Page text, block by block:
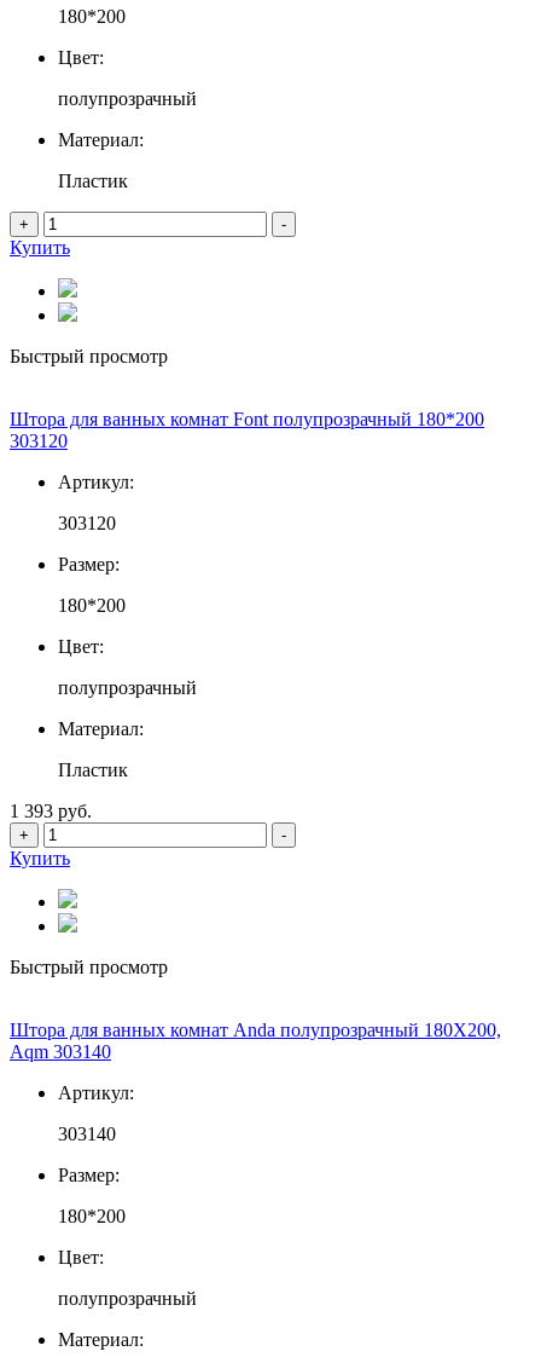
180*200
Цвет:
полупрозрачный
Материал:
Пластик
+ -
Купить
Быстрый просмотр
Штора для ванных комнат Font полупрозрачный 180*200
303120
Артикул:
303120
Размер:
180*200
Цвет:
полупрозрачный
Материал:
Пластик
1 393 руб.
+ -
Купить
Быстрый просмотр
Штора для ванных комнат Anda полупрозрачный 180Х200,
Aqm 303140
Артикул:
303140
Размер:
180*200
Цвет:
полупрозрачный
Материал: